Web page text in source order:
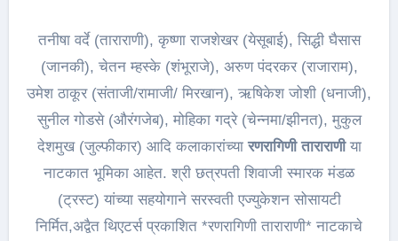
तनीषा वर्दे (ताराराणी), कृष्णा राजशेखर (येसूबाई), सिद्धी घैसास
(जानकी), चेतन म्हस्के (शंभूराजे), अरुण पंदरकर (राजाराम),
उमेश ठाकूर (संताजी/रामाजी/ मिरखान), ऋषिकेश जोशी (धनाजी),
सुनील गोडसे (औरंगजेब), मोहिका गद्रे (चेन्नमा/झीनत), मुकुल
देशमुख (जुल्फीकार) आदि कलाकारांच्यारणरागिणी ताराराणीया
नाटकात भूमिका आहेत. श्री छत्रपती शिवाजी स्मारक मंडळ
(ट्रस्ट) यांच्या सहयोगाने सरस्वती एज्युकेशन सोसायटी
निर्मित,अद्वैत थिएटर्स प्रकाशित *रणरागिणी ताराराणी* नाटकाचे